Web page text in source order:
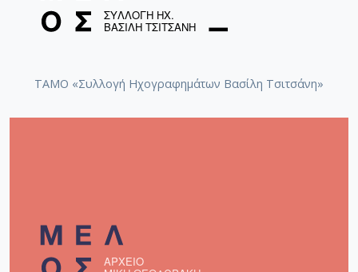
ΤΑΜΟ «Συλλογή Ηχογραφημάτων Βασίλη Τσιτσάνη»